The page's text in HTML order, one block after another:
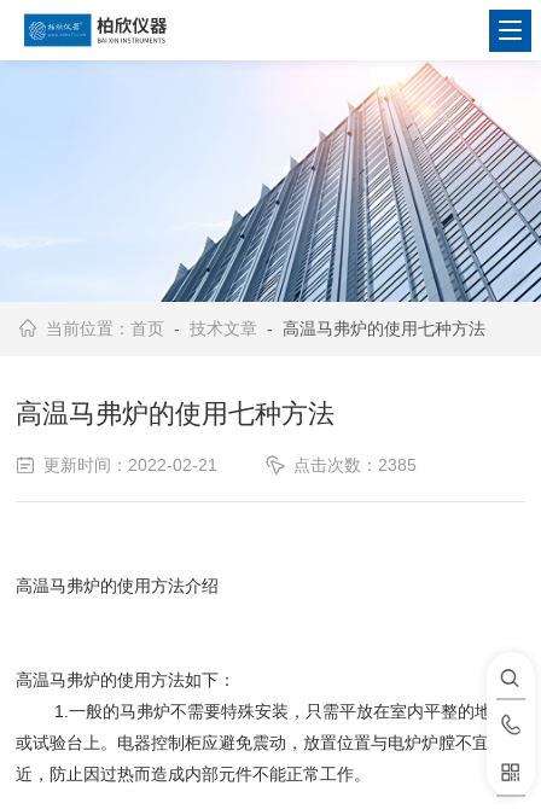
当前位置：首页 -技术文章 - 高温马弗炉的使用七种方法
高温马弗炉的使用七种方法
更新时间：2022-02-21 点击次数：2385
高温马弗炉的使用方法介绍
高温马弗炉的使用方法如下：
1.一般的马弗炉不需要特殊安装，只需平放在室内平整的地面
或试验台上。电器控制柜应避免震动，放置位置与电炉炉膛不宜太
近，防止因过热而造成内部元件不能正常工作。